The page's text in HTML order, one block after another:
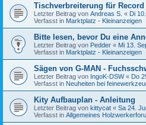
Tischverbreiterung für Record
Letzter Beitrag von Andreas S. « Di
Verfasst in Marktplatz - Kleinanzeigen
Bitte lesen, bevor Du eine
Letzter Beitrag von Pedder « Mi 13.
Verfasst in Marktplatz - Kleinanzeigen
Sägen von G-MAN -
Letzter Beitrag von IngoK-DSW« Do
Verfasst in Neuheiten bei
Kity Aufbauplan - Anleitung
Letzter Beitrag von kittycat « Sa 24.
Verfasst in Allgemeines